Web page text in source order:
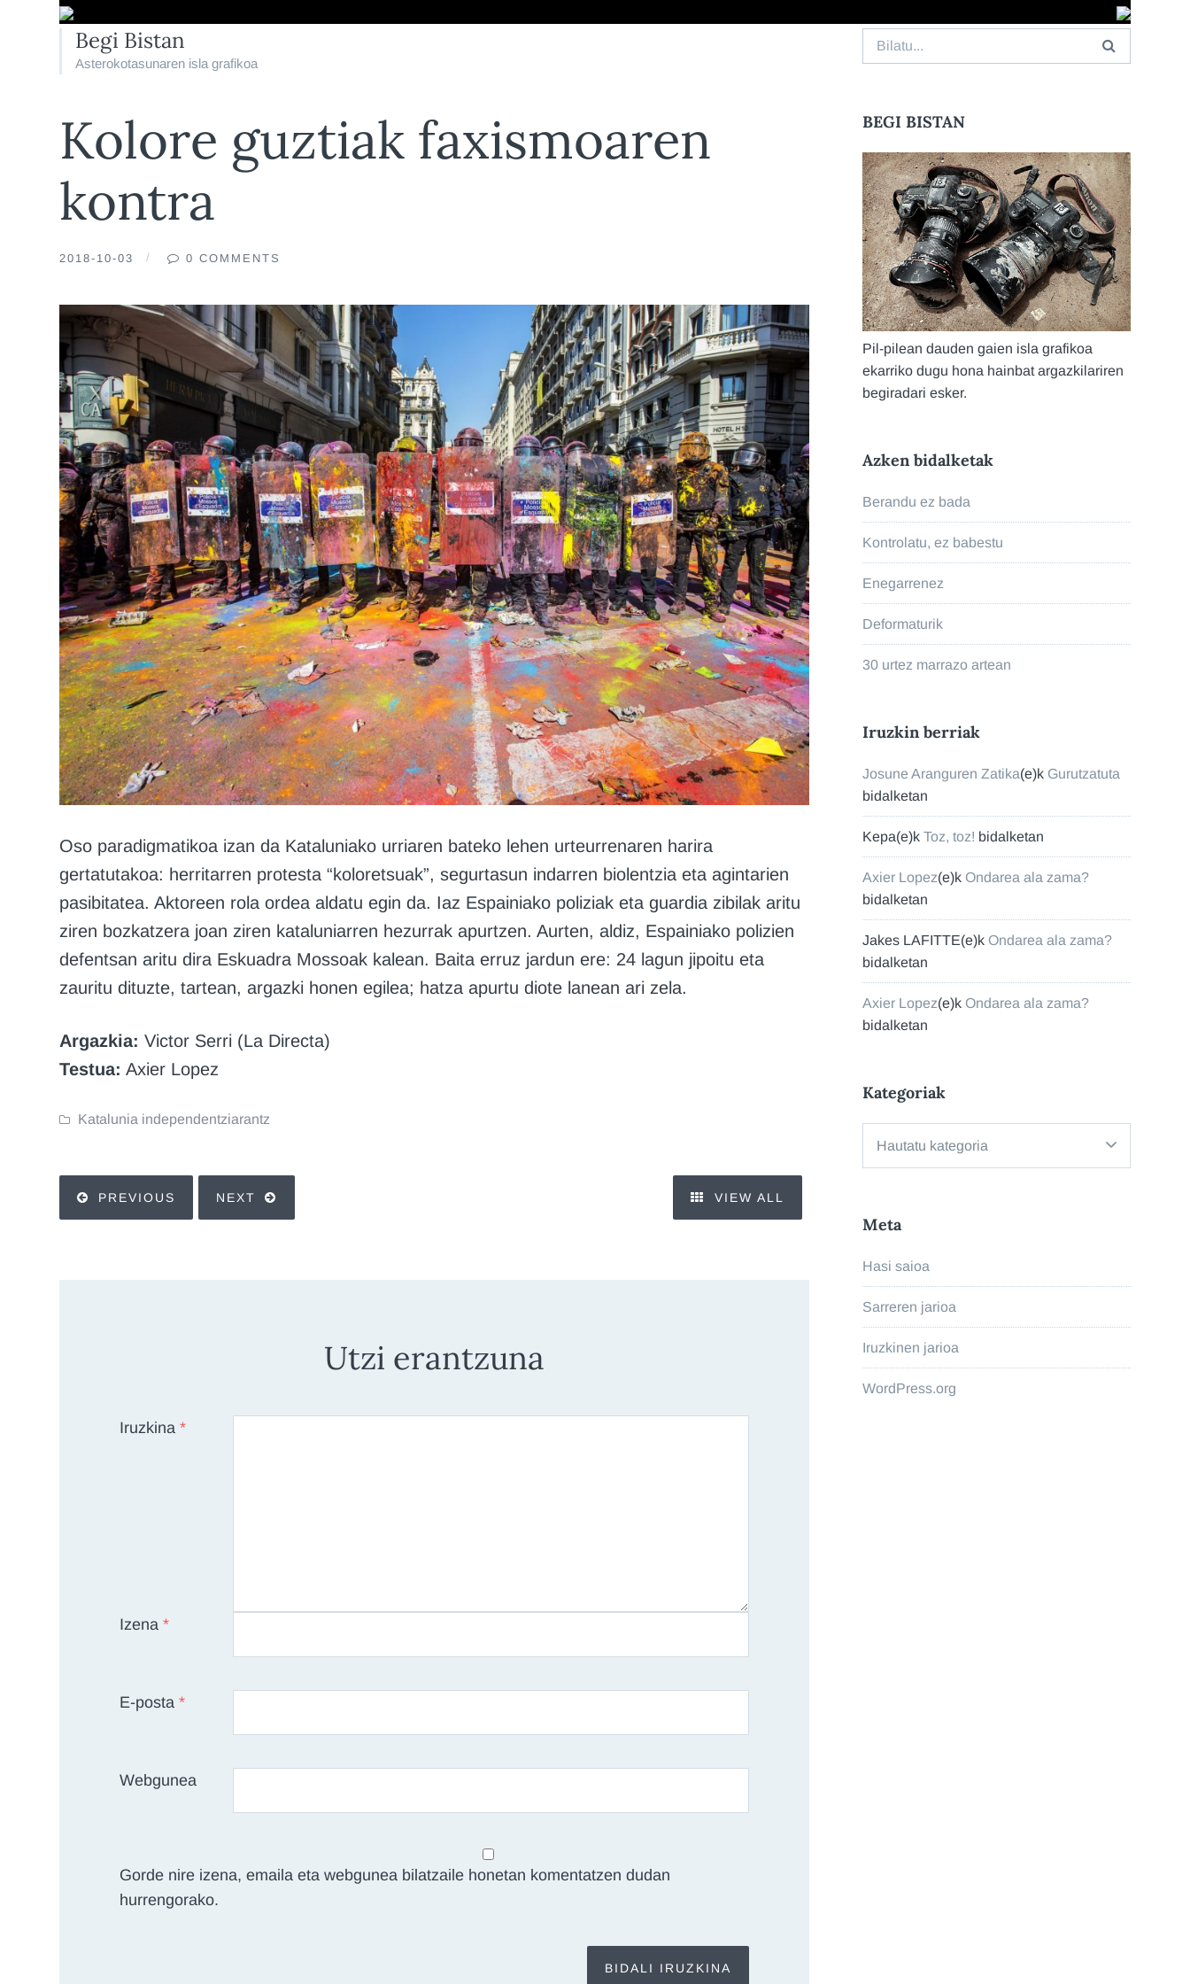
Begi Bistan
Asterokotasunaren isla grafikoa
Search
Kolore guztiak faxismoaren
kontra
2018-10-03 0 COMMENTS
Oso paradigmatikoa izan da Kataluniako urriaren bateko lehen urteurrenaren harira
gertatutakoa: herritarren protesta “koloretsuak”, segurtasun indarren biolentzia eta agintarien
pasibitatea. Aktoreen rola ordea aldatu egin da. Iaz Espainiako poliziak eta guardia zibilak aritu
ziren bozkatzera joan ziren kataluniarren hezurrak apurtzen. Aurten, aldiz, Espainiako polizien
defentsan aritu dira Eskuadra Mossoak kalean. Baita erruz jardun ere: 24 lagun jipoitu eta
zauritu dituzte, tartean, argazki honen egilea; hatza apurtu diote lanean ari zela.
Argazkia: Victor Serri (La Directa)
Testua: Axier Lopez
Katalunia independentziarantz
PREVIOUS NEXT VIEW ALL
Utzi erantzuna
Iruzkina *
Izena *
E-posta *
Webgunea
Gorde nire izena, emaila eta webgunea bilatzaile honetan komentatzen dudan
hurrengorako.
BEGI BISTAN
Pil-pilean dauden gaien isla grafikoa
ekarriko dugu hona hainbat argazkilariren
begiradari esker.
Azken bidalketak
Berandu ez bada
Kontrolatu, ez babestu
Enegarrenez
Deformaturik
30 urtez marrazo artean
Iruzkin berriak
Josune Aranguren Zatika(e)k Gurutzatuta
bidalketan
Kepa(e)kToz, toz! bidalketan
Axier Lopez(e)kOndarea ala zama?
bidalketan
Jakes LAFITTE(e)kOndarea ala zama?
bidalketan
Axier Lopez(e)kOndarea ala zama?
bidalketan
Kategoriak
Meta
Hasi saioa
Sarreren jarioa
Iruzkinen jarioa
WordPress.org